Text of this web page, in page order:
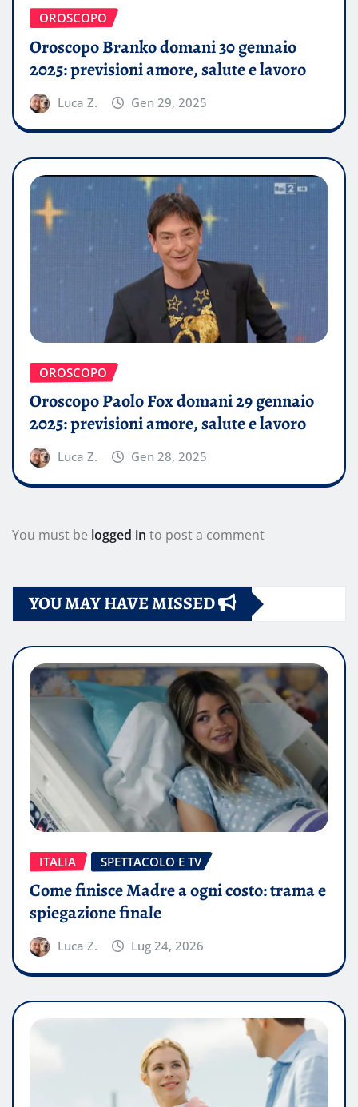
OROSCOPO
Oroscopo Branko domani 30 gennaio
2025: previsioni amore, salute e lavoro
Luca Z. Gen 29, 2025
OROSCOPO
Oroscopo Paolo Fox domani 29 gennaio
2025: previsioni amore, salute e lavoro
Luca Z. Gen 28, 2025
You must be logged in to post a comment
YOU MAY HAVE MISSED
ITALIA SPETTACOLO E TV
Come finisce Madre a ogni costo: trama e
spiegazione finale
Luca Z. Lug 24, 2026